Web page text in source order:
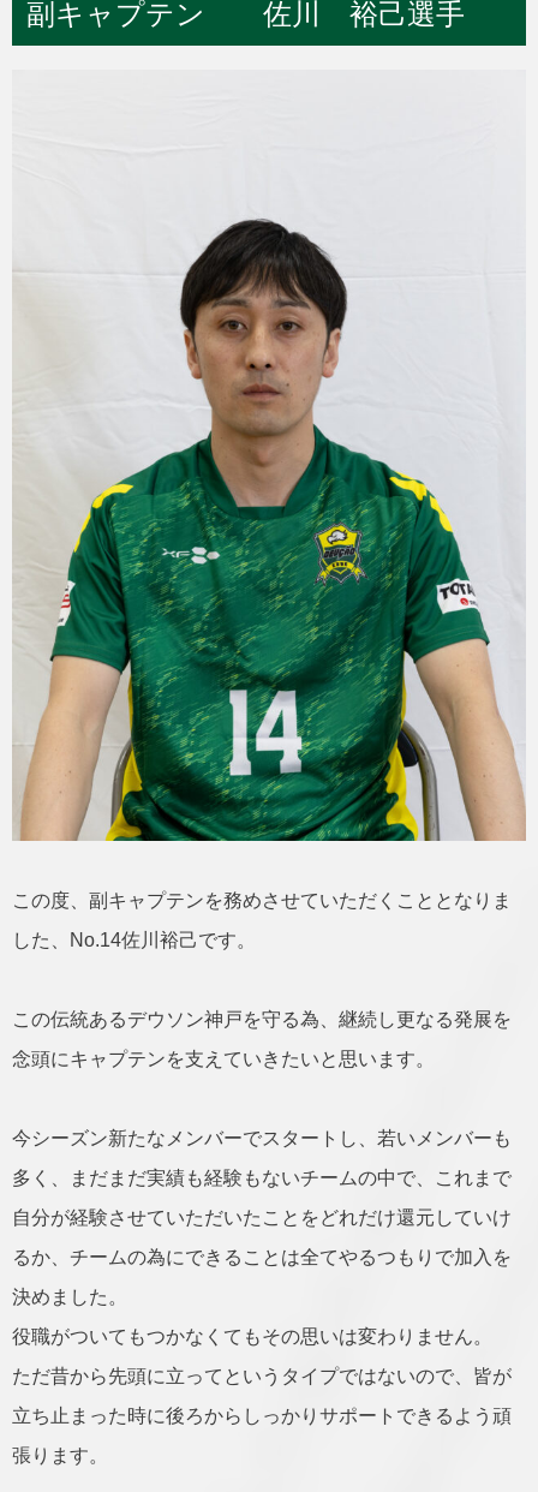
副キャプテン 佐川 裕己選手
この度、副キャプテンを務めさせていただくこととなりま
した、No.14佐川裕己です。
この伝統あるデウソン神戸を守る為、継続し更なる発展を
念頭にキャプテンを支えていきたいと思います。
今シーズン新たなメンバーでスタートし、若いメンバーも
多く、まだまだ実績も経験もないチームの中で、これまで
自分が経験させていただいたことをどれだけ還元していけ
るか、チームの為にできることは全てやるつもりで加入を
決めました。
役職がついてもつかなくてもその思いは変わりません。
ただ昔から先頭に立ってというタイプではないので、皆が
立ち止まった時に後ろからしっかりサポートできるよう頑
張ります。